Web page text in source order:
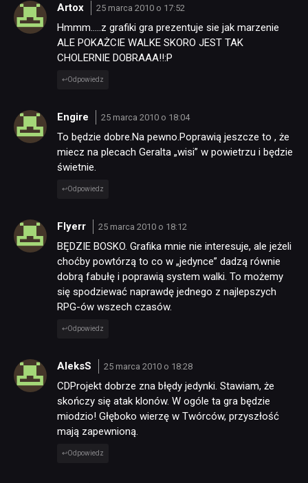
Artox 25 marca 2010 o 17:52
Hmmm…..z grafiki gra prezentuje sie jak marzenie
ALE POKAŻCIE WALKE SKORO JEST TAK
CHOLERNIE DOBRAAA!!:P
Odpowiedz
Engire 25 marca 2010 o 18:04
To będzie dobre.Na pewno.Poprawią jeszcze to , że
miecz na plecach Geralta „wisi” w powietrzu i będzie
świetnie.
Odpowiedz
Flyerr 25 marca 2010 o 18:12
BĘDZIE BOSKO. Grafika mnie nie interesuje, ale jeżeli
choćby powtórzą to co w „jedynce” dadzą równie
dobrą fabułę i poprawią system walki. To możemy
się spodziewać naprawdę jednego z najlepszych
RPG-ów wszech czasów.
Odpowiedz
AleksS 25 marca 2010 o 18:28
CDProjekt dobrze zna błędy jedynki. Stawiam, że
skończy się atak klonów. W ogóle ta gra będzie
miodzio! Głęboko wierzę w Twórców, przyszłość
mają zapewnioną.
Odpowiedz